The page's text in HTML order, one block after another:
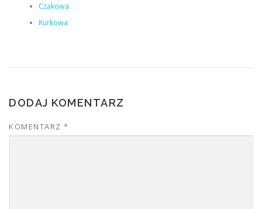
Czakowa
Kurkowa
DODAJ KOMENTARZ
KOMENTARZ *